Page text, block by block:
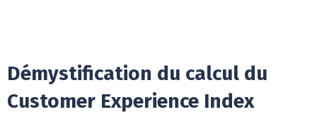
Démystification du calcul du
Customer Experience Index